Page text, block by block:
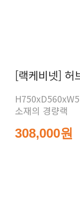
[랙케비넷] 허
소재의 경량랙
308,000원